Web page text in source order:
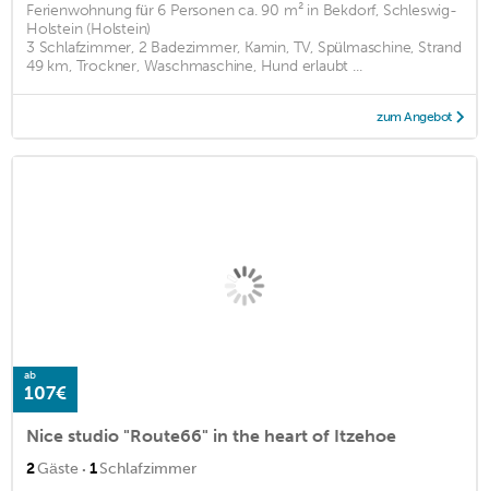
Ferienwohnung für 6 Personen ca. 90 m² in Bekdorf, Schleswig-
Holstein (Holstein)
3 Schlafzimmer, 2 Badezimmer, Kamin, TV, Spülmaschine, Strand
49 km, Trockner, Waschmaschine, Hund erlaubt ...
zum Angebot
ab
107€
Nice studio "Route66" in the heart of Itzehoe
2Gäste · 1Schlafzimmer